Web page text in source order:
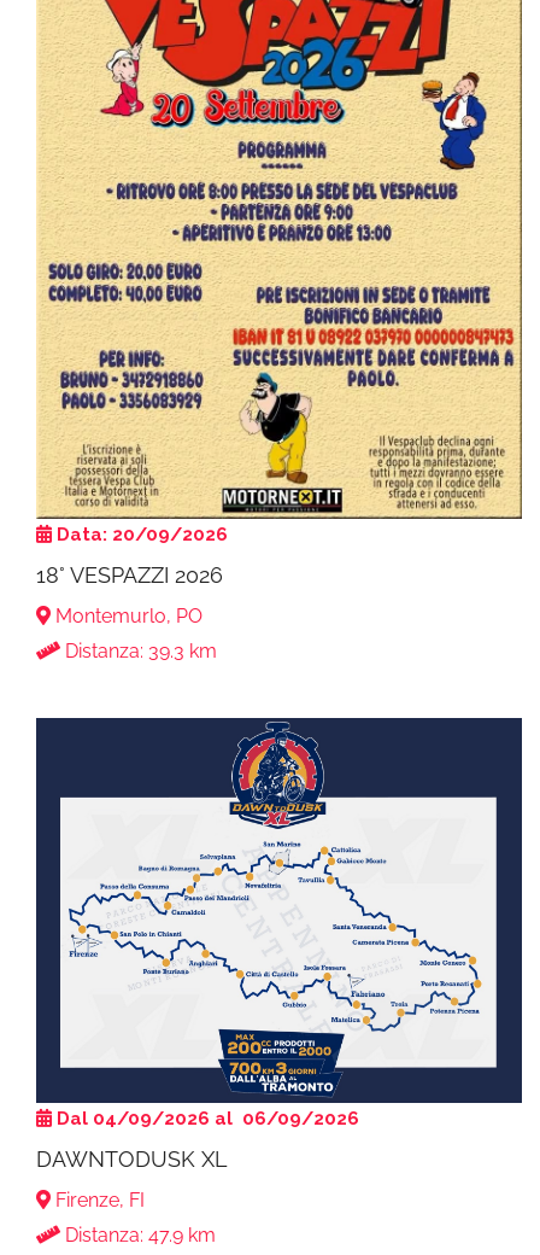
Data: 20/09/2026
18° VESPAZZI 2026
Montemurlo, PO
Distanza: 39.3 km
Dal 04/09/2026 al 06/09/2026
DAWNTODUSK XL
Firenze, FI
Distanza: 47.9 km